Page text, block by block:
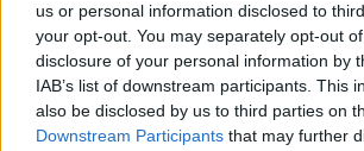
us or personal information disclosed to
your opt-out. You may separately opt-out
disclosure of your personal information by
IAB’s list of downstream participants. This
also be disclosed by us to third parties on
Downstream Participants that may further
Ética en IA: marcos, riesgos y
mitigaciones aplicadas
La inteligencia artificial ética es